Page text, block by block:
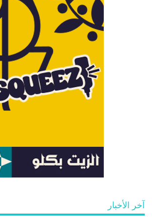
آخر الأخبار